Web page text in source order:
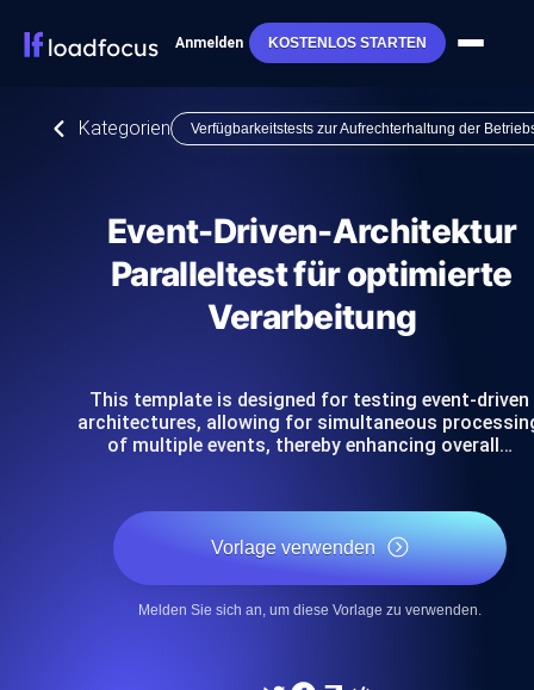
Anmelden KOSTENLOS STARTEN
Kategorien Verfügbarkeitstests zur Aufrechterhaltung der
Event-Driven-Architektur
Paralleltest für optimierte
Verarbeitung
This template is designed for testing event-driven
architectures, allowing for simultaneous
of multiple events, thereby enhancing overall…
Vorlage verwenden
Melden Sie sich an, um diese Vorlage zu verwenden.